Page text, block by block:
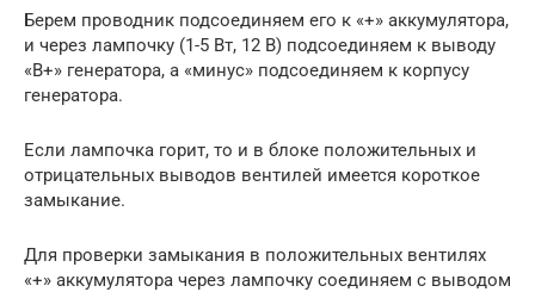
Берем проводник подсоединяем его к «+» аккумулятора,
и через лампочку (1-5 Вт, 12 В) подсоединяем к выводу
«В+» генератора, а «минус» подсоединяем к корпусу
генератора.
Если лампочка горит, то и в блоке положительных и
отрицательных выводов вентилей имеется короткое
замыкание.
Для проверки замыкания в положительных вентилях
«+» аккумулятора через лампочку соединяем с выводом